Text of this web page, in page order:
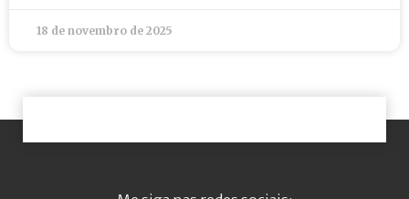
18 de novembro de 2025